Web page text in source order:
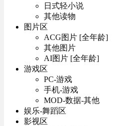
日式轻小说
其他读物
图片区
ACG图片 [全年龄]
其他图片
AI图片 [全年龄]
游戏区
PC-游戏
手机-游戏
MOD-数据-其他
娱乐-舞蹈区
影视区